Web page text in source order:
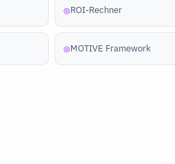
◎ROI-Rechner
◎MOTIVE Framework